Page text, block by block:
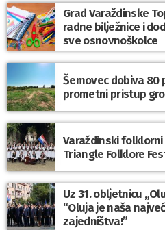
Grad Varaždinske
radne bilježnice i
sve osnovnoškolce
Šemovec dobiva 80
prometni pristup
Varaždinski
Triangle Folklore
Uz 31. obljetnicu
“Oluja je naša
zajedništva!”